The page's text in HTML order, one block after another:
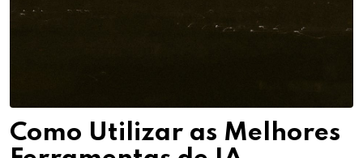
Como Utilizar as Melhores